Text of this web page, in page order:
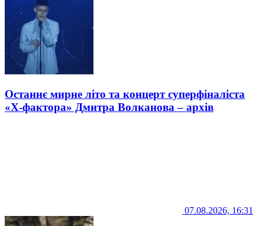
Останнє мирне літо та концерт суперфіналіста
«Х-фактора» Дмитра Волканова – архів
07.08.2026, 16:31